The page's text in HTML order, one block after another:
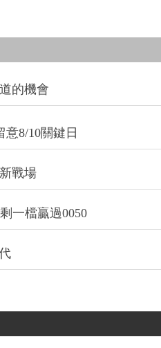
的機會
8/10關鍵日
戰場
一檔贏過0050